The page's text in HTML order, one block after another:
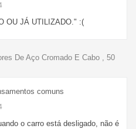
OU JÁ UTILIZADO." :(
De Aço Cromado E Cabo , 50
comuns
o carro está desligado, não é